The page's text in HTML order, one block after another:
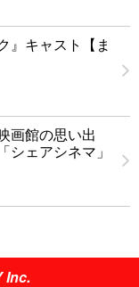
』キャスト【ま
画館の思い出
シェアシネマ」
Inc.